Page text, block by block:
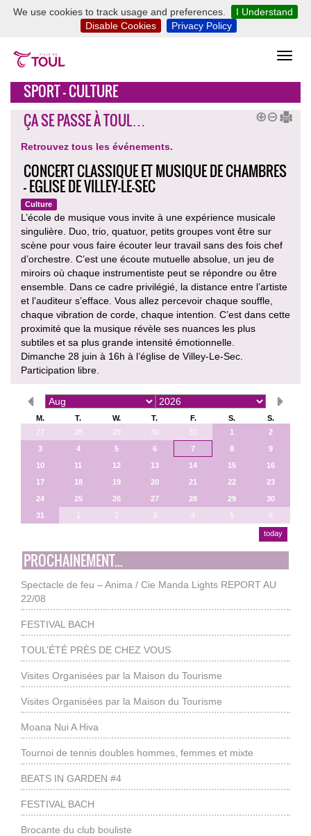
We use cookies to track usage and preferences.
I Understand
Disable Cookies
Privacy Policy
SPORT - CULTURE
ÇA SE PASSE À TOUL…
Retrouvez tous les événements.
CONCERT CLASSIQUE ET MUSIQUE DE CHAMBRES
- EGLISE DE VILLEY-LE-SEC
Culture
L’école de musique vous invite à une expérience musicale
singulière. Duo, trio, quatuor, petits groupes vont être sur
scène pour vous faire écouter leur travail sans des fois chef
d’orchestre. C’est une écoute mutuelle absolue, un jeu de
miroirs où chaque instrumentiste peut se répondre ou être
ensemble. Dans ce cadre privilégié, la distance entre l’artiste
et l’auditeur s’efface. Vous allez percevoir chaque souffle,
chaque vibration de corde, chaque intention. C’est dans cette
proximité que la musique révèle ses nuances les plus
subtiles et sa plus grande intensité émotionnelle.
Dimanche 28 juin à 16h à l’église de Villey-Le-Sec.
Participation libre.
M. T. W. T. F. S.
S.
27
28 29 30 31 1
2
3
4 5 6 7 8
9
10
11 12 13 14 15
16
17
18 19 20 21 22
23
24
25 26 27 28 29
30
31
1 2 3 4 5 6
today
PROCHAINEMENT...
Spectacle de feu – Anima / Cie Manda Lights REPORT AU
22/08
FESTIVAL BACH
TOUL’ÉTÉ PRÈS DE CHEZ VOUS
Visites Organisées par la Maison du Tourisme
Visites Organisées par la Maison du Tourisme
Moana Nui A Hiva
Tournoi de tennis doubles hommes, femmes et mixte
BEATS IN GARDEN #4
FESTIVAL BACH
Brocante du club bouliste